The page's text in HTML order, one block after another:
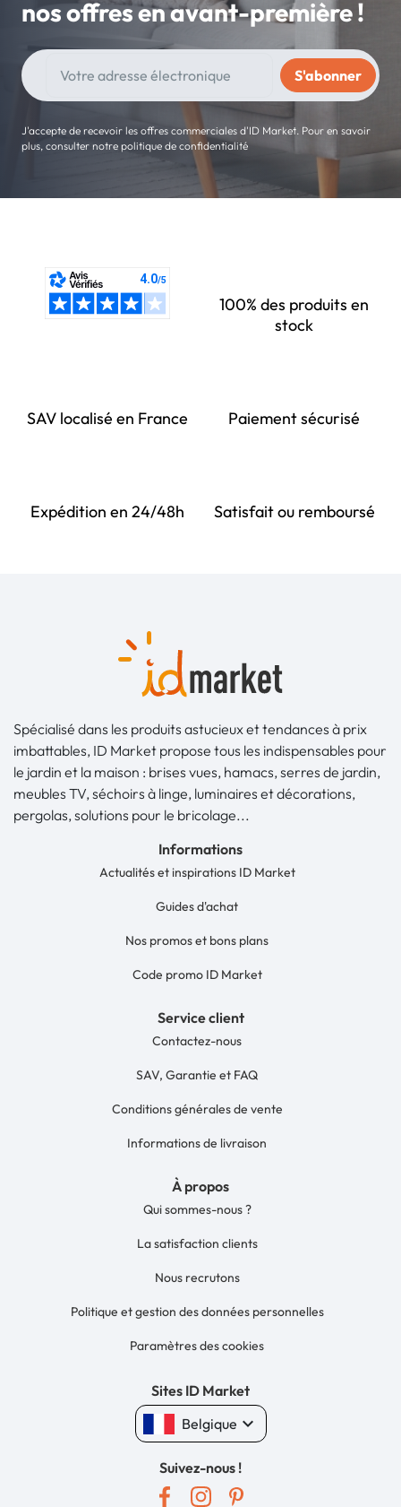
nos offres en avant-première !
J'accepte de recevoir les offres commerciales d'ID Market. Pour en savoir
plus, consulter notre politique de confidentialité
100% des produits en
stock
SAV localisé en France Paiement sécurisé
Expédition en 24/48h Satisfait ou remboursé
Spécialisé dans les produits astucieux et tendances à prix
imbattables, ID Market propose tous les indispensables pour
le jardin et la maison : brises vues, hamacs, serres de jardin,
meubles TV, séchoirs à linge, luminaires et décorations,
pergolas, solutions pour le bricolage...
Informations
Actualités et inspirations ID Market
Guides d'achat
Nos promos et bons plans
Code promo ID Market
Service client
Contactez-nous
SAV, Garantie et FAQ
Conditions générales de vente
Informations de livraison
À propos
Qui sommes-nous ?
La satisfaction clients
Nous recrutons
Politique et gestion des données personnelles
Paramètres des cookies
Sites ID Market
Belgique keyboard_arrow_down
Suivez-nous !